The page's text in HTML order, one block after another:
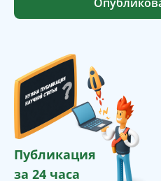
Публикация
за 24 часа